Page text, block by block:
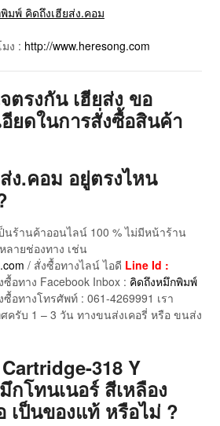
มพ์ คิดถึงเฮียส่ง.คอม
ง : http://www.heresong.com
ตรงกัน เฮียส่ง ขอ
ยดในการสั่งซื้อสินค้า
ง.คอม อยู่ตรงไหน
นร้านค้าออนไลน์ 100 % ไม่มีหน้าร้าน
ายช่องทาง เช่น
/ สั่งซื้อทางไลน์ ไอดี Line Id :
ซื้อทาง Facebook Inbox : คิดถึงหมึกพิมพ์
ซื้อทางโทรศัพท์ : 061-4269991 เรา
ครับ 1 – 3 วัน ทางขนส่งเคอรี่ หรือ ขนส่ง
318 Y
โทนเนอร์ สีเหลือง
เป็นของแท้ หรือไม่ ?